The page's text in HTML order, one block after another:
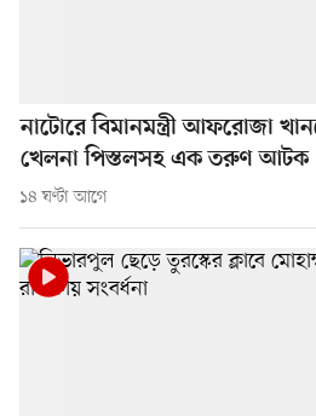
নাটোরে বিমানমন্ত্রী আফরোজা
খেলনা পিস্তলসহ এক তরুণ আটক
১৪ ঘণ্টা আগে